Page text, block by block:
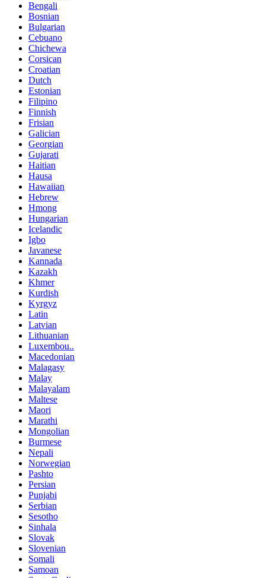
Bengali
Bosnian
Bulgarian
Cebuano
Chichewa
Corsican
Croatian
Dutch
Estonian
Filipino
Finnish
Frisian
Galician
Georgian
Gujarati
Haitian
Hausa
Hawaiian
Hebrew
Hmong
Hungarian
Icelandic
Igbo
Javanese
Kannada
Kazakh
Khmer
Kurdish
Kyrgyz
Latin
Latvian
Lithuanian
Luxembou..
Macedonian
Malagasy
Malay
Malayalam
Maltese
Maori
Marathi
Mongolian
Burmese
Nepali
Norwegian
Pashto
Persian
Punjabi
Serbian
Sesotho
Sinhala
Slovak
Slovenian
Somali
Samoan